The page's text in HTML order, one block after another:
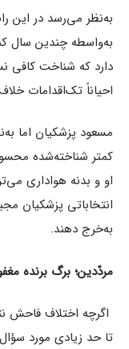
به‌نظر می‌رسد در این
به‌واسطه چندین سال
دارد که شناخت کافی
احیاناً تک‌اقدامات
مسعود پزشکیان اما
کمتر شناخته‌شده
او و بدنه هواداری
انتخاباتی پزشکیان
به‌خرج دهند.
مردّدین؛ برگ برنده
اگرچه اختلاف فاحش
تا حد زیادی مورد